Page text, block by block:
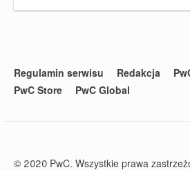
Regulamin serwisu Redakcja
PwC Store
PwC Global
© 2020 PwC. Wszystkie prawa